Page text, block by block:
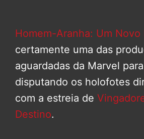
Homem-Aranha: Um Novo
certamente uma das
aguardadas da Marvel
disputando os holofotes
com a estreia de
Destino.